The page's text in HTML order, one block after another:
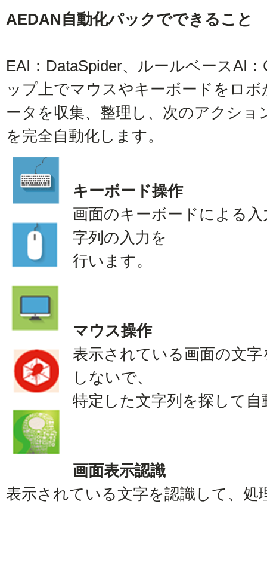
AEDAN自動化パックでできること
EAI：DataSpider、ルールベースAI
ップ上でマウスやキーボードをロ
ータを収集、整理し、次のアクシ
を完全自動化します。
キーボード操作
画面のキーボードによる
字列の入力を
行います。
マウス操作
表示されている画面の文
しないで、
特定した文字列を探して
画面表示認識
表示されている文字を認識して、処